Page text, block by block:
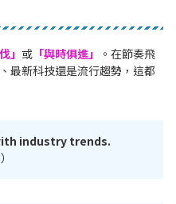
」 或 「與時俱進」
。在節奏飛
最新科技還是流行趨勢，這都
industry trends.